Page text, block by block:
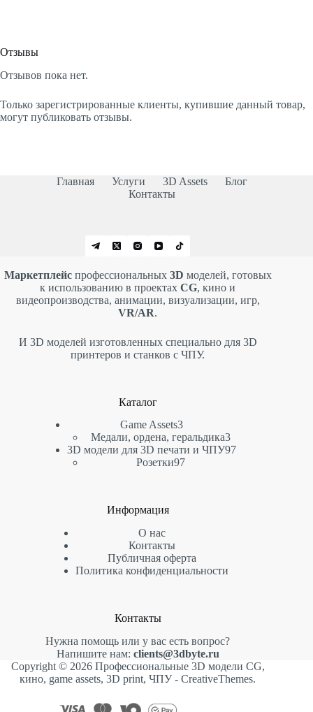
Отзывы
Отзывов пока нет.
Только зарегистрированные клиенты, купившие данный товар,
могут публиковать отзывы.
Главная Услуги 3D Assets
Блог
Контакты
Маркетплейспрофессиональных 3D моделей, готовых
к использованию в проектахCG, кино и
видеопроизводства, анимации, визуализации, игр,
VR/AR.
И 3D моделей изготовленных специально для 3D
принтеров и станков с ЧПУ.
Каталог
Game Assets33
товара
Медали, ордена, геральдика33
товара
3D модели для 3D печати и ЧПУ9797
Розетки9797
Информация
О нас
Контакты
Публичная оферта
Политика конфиденциальности
Контакты
Нужна помощь или у вас есть вопрос?
Напишите нам: clients@3dbyte.ru
Copyright © 2026 Профессиональные 3D модели CG,
кино, game assets, 3D print, ЧПУ -CreativeThemes.